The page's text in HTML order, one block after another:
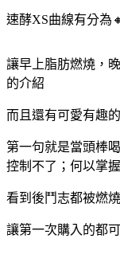
速酵XS曲線有分為
讓早上脂肪燃燒，
的介紹
而且還有可愛有趣
第一句就是當頭棒
控制不了；何以掌
看到後鬥志都被燃
讓第一次購入的都